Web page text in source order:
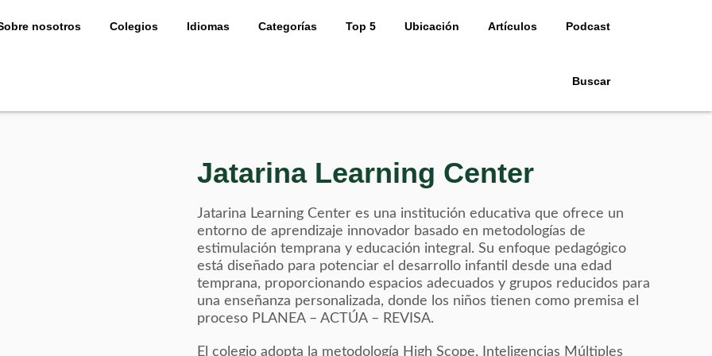
nosotros Colegios Idiomas Categorías Top 5 Ubicación Artículos Podcast
Buscar
Jatarina Learning Center
Jatarina Learning Center es una institución educativa que ofrece un
entorno de aprendizaje innovador basado en metodologías de
estimulación temprana y educación integral. Su enfoque pedagógico
está diseñado para potenciar el desarrollo infantil desde una edad
temprana, proporcionando espacios adecuados y grupos reducidos para
una enseñanza personalizada, donde los niños tienen como premisa el
proceso PLANEA – ACTÚA – REVISA.
El colegio adopta la metodología High Scope, Inteligencias Múltiples